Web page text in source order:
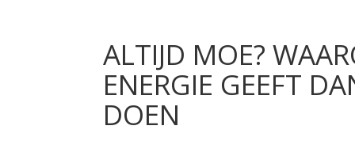
ALTIJD MOE?
ENERGIE GEEFT
DOEN